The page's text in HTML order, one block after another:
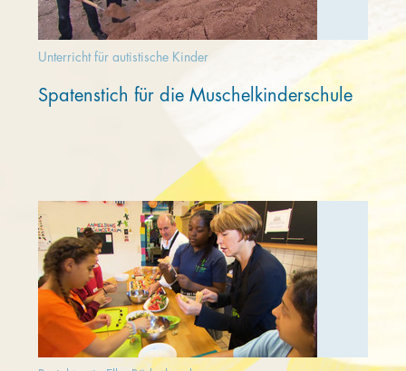
Unterricht für autistische Kinder
Spatenstich für die Muschelkinderschule